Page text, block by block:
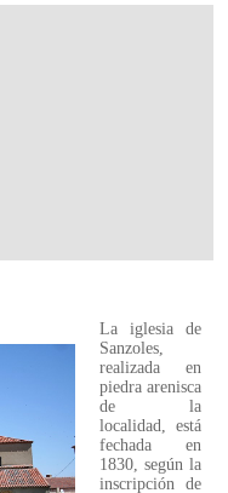
La iglesia de
Sanzoles,
realizada en
piedra arenisca
de la
localidad, está
fechada en
1830, según la
inscripción de